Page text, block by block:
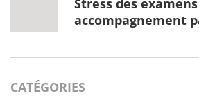
Stress des
accompagnement
CATÉGORIES